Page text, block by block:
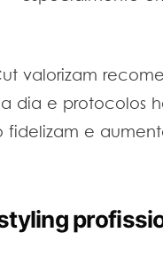
valorizam
dia e protocolos
e